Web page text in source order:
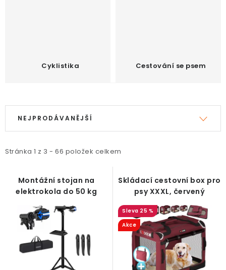
Cyklistika Cestování se psem
V
ý
p
i
Stránka 1 z 3 - 66 položek celkem
Ř
a
z
e
NEJPRODÁVANĚJŠÍ
Montážní stojan na
elektrokola do 50 kg
Skládací cestovní box pro
psy XXXL, červený
25 %
Akce